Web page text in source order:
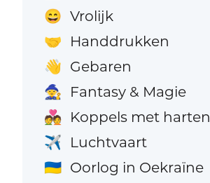
😄 Vrolijk
🤝 Handdrukken
👋 Gebaren
🧙 Fantasy & Magie
💑 Koppels met harten
✈️ Luchtvaart
🇺🇦 Oorlog in Oekraïne